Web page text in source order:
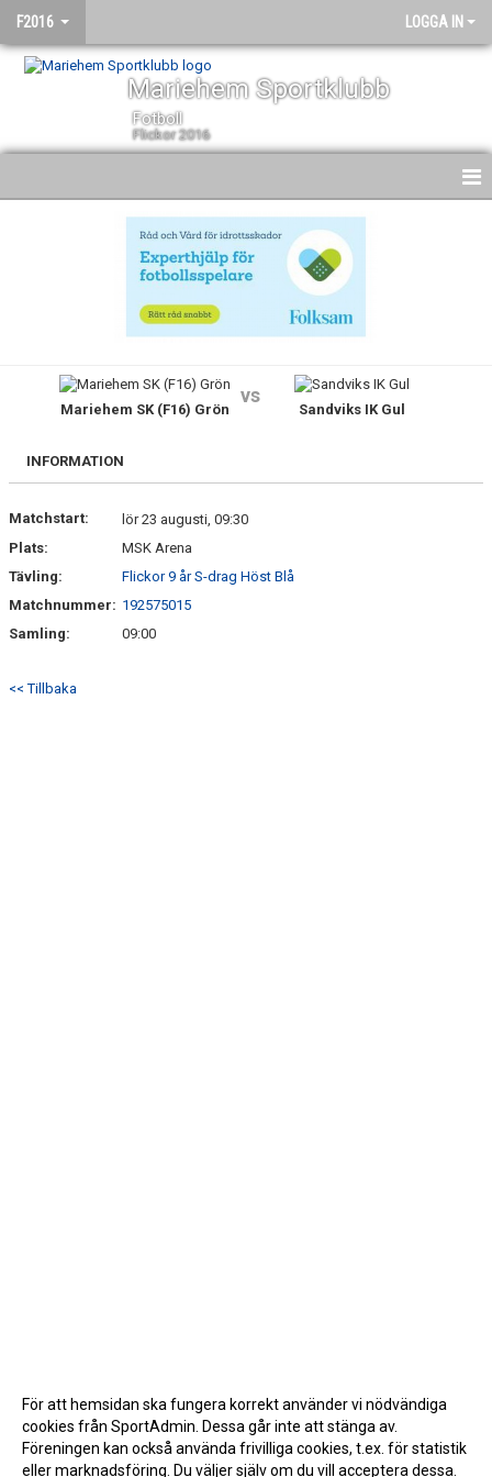
F2016 LOGGA IN
Mariehem Sportklubb
Fotboll
Flickor 2016
TRUPPEN
BILDGALLERI
KONTAKT
Mariehem SK (F16) Grön
vs
Sandviks IK Gul
INFORMATION
Matchstart:
lör 23 augusti, 09:30
Plats:
MSK Arena
Tävling:
Flickor 9 år S-drag Höst Blå
Matchnummer: 192575015
Samling:
09:00
<< Tillbaka
För att hemsidan ska fungera korrekt använder vi nödvändiga
cookies från SportAdmin. Dessa går inte att stänga av.
Föreningen kan också använda frivilliga cookies, t.ex. för statistik
eller marknadsföring. Du väljer själv om du vill acceptera dessa.